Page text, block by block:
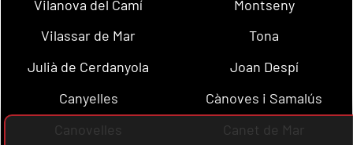
Vilanova del Camí
Montseny
Vilassar de Mar
Tona
Julià de Cerdanyola
Joan Despí
Canyelles
Cànoves i Samalús
Canovelles
Canet de Mar